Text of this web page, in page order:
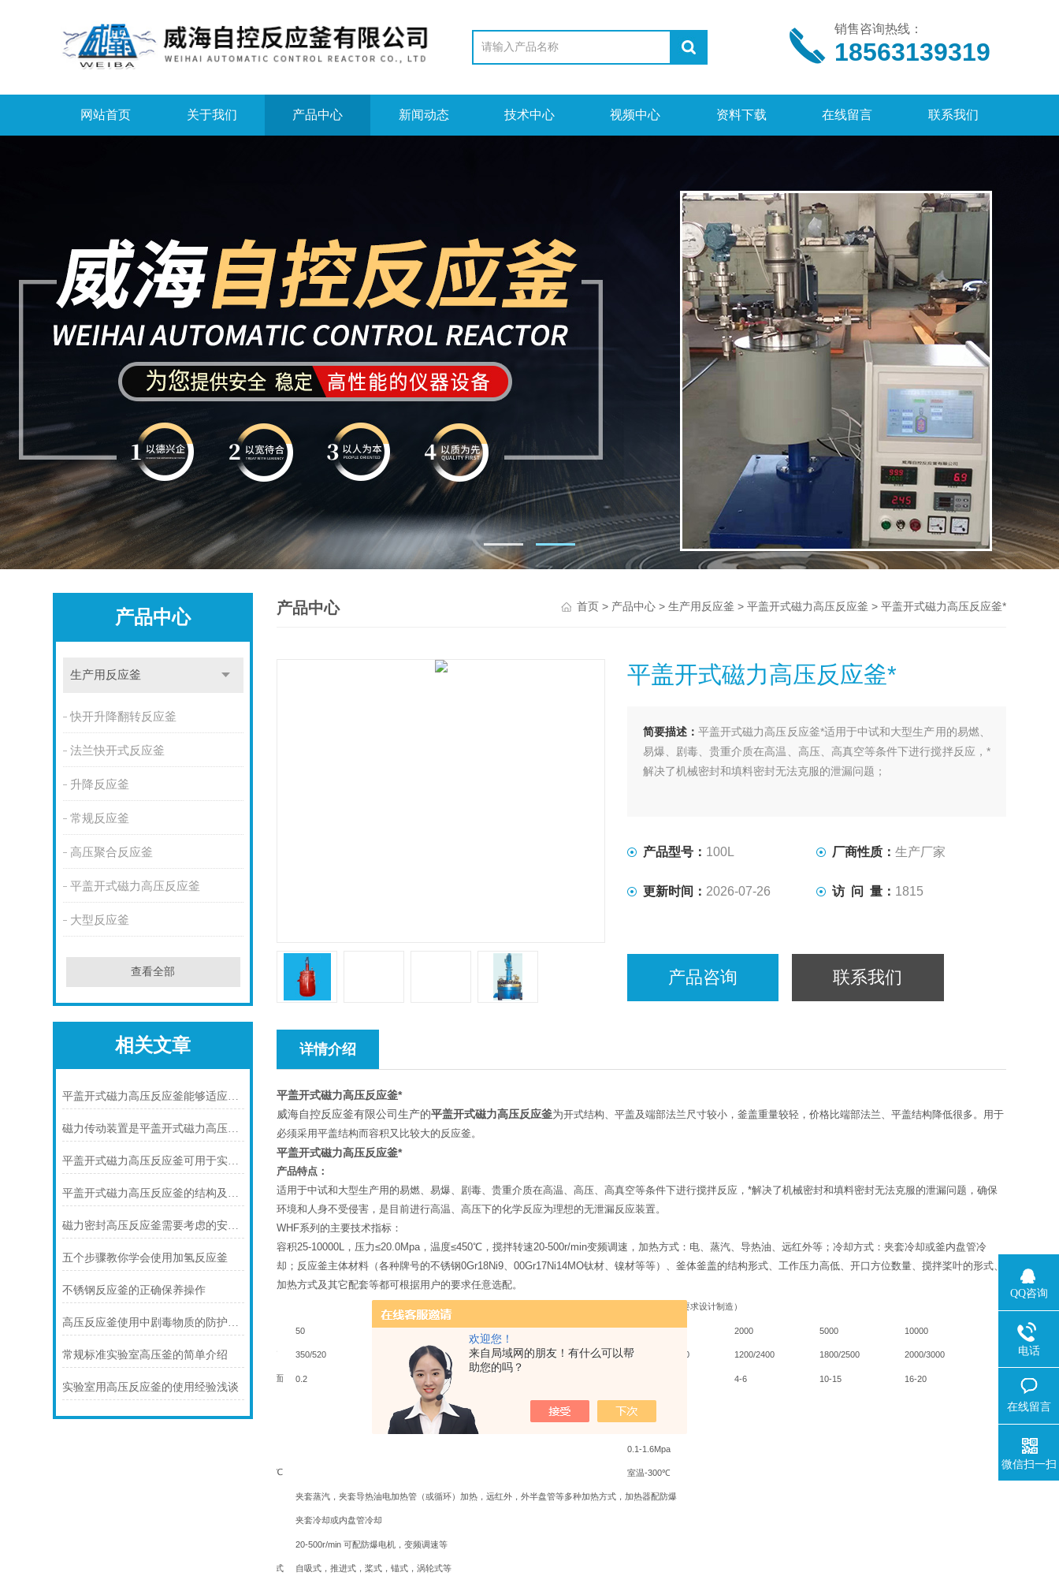
欢迎您！
来自局域网的朋友！有什么可以帮
助您的吗？
销售咨询热线：
18563139319
网站首页 关于我们 产品中心 新闻动态 技术中心 视频中心 资料下载 在线留言 联系我们
产品中心
生产用反应釜
快开升降翻转反应釜
法兰快开式反应釜
升降反应釜
常规反应釜
高压聚合反应釜
平盖开式磁力高压反应釜
大型反应釜
查看全部
相关文章
平盖开式磁力高压反应釜能够适应多种反应条件
磁力传动装置是平盖开式磁力高压反应釜的关键部件
平盖开式磁力高压反应釜可用于实现高温、高压下的化学反应
平盖开式磁力高压反应釜的结构及操作使用
磁力密封高压反应釜需要考虑的安全操作规程
五个步骤教你学会使用加氢反应釜
不锈钢反应釜的正确保养操作
高压反应釜使用中剧毒物质的防护措施
常规标准实验室高压釜的简单介绍
实验室用高压反应釜的使用经验浅谈
产品中心 首页> 产品中心> 生产用反应釜 > 平盖开式磁力高压反应釜 > 平盖开式磁力高压反应釜*
平盖开式磁力高压反应釜*
简要描述： 平盖开式磁力高压反应釜*适用于中试和大型生产用的易燃、
易爆、剧毒、贵重介质在高温、高压、高真空等条件下进行搅拌反应，*
解决了机械密封和填料密封无法克服的泄漏问题；
产品型号： 100L 厂商性质：生产厂家
更新时间： 2026-07-26 访 问 量： 1815
产品咨询 联系我们
详情介绍
平盖开式磁力高压反应釜*
威海自控反应釜有限公司生产的平盖开式磁力高压反应釜为开式结构、平盖及端部法兰尺寸较小，釜盖重量较轻，价格比端部法兰、平盖结构降低很多。用于
必须采用平盖结构而容积又比较大的反应釜。
平盖开式磁力高压反应釜*
产品特点：
适用于中试和大型生产用的易燃、易爆、剧毒、贵重介质在高温、高压、高真空等条件下进行搅拌反应，*解决了机械密封和填料密封无法克服的泄漏问题，确保
环境和人身不受侵害，是目前进行高温、高压下的化学反应为理想的无泄漏反应装置。
WHF系列 的主要技术指标：
容积25-10000L，压力≤20.0Mpa，温度≤450℃，搅拌转速20-500r/min变频调速，加热方式：电、蒸汽、导热油、远红外等；冷却方式：夹套冷却或釜内盘管冷
却；反应釜主体材料（各种牌号的不锈钢0Gr18Ni9、00Gr17Ni14MO钛材、镍材等等）、釜体釜盖的结构形式、工作压力高低、开口方位数量、搅拌桨叶的形式、
加热方式及其它配套等都可根据用户的要求任意选配。
项目 （其他容积可以按客户要求设计制造）
50 100 200 300 500 1000 2000 5000 10000
350/520 600/910 600/1290 800/1100 1000/1390 1200/2400 1800/2500 2000/3000
盘管传热面
积
0.2 0.8 4-6 10-15 16-20
-0.1-15.0Mpa
0.1-1.6Mpa
℃ 室温-300℃
夹套蒸汽，夹套导热油电加热管（或循环）加热，远红外，外半盘管等多种加热方式，加热器配防爆
夹套冷却或内盘管冷却
20-500r/min 可配防爆电机，变频调速等
搅拌桨形式 自吸式，推进式，桨式，锚式，涡轮式等
QQ咨询
电话
在线留言
微信扫一扫